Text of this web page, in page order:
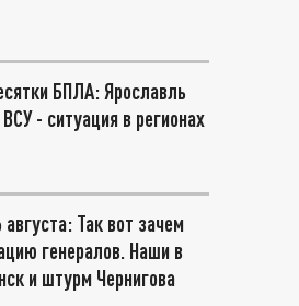
БПЛА: Ярославль
- ситуация в регионах
Так вот зачем
генералов. Наши в
и штурм Чернигова